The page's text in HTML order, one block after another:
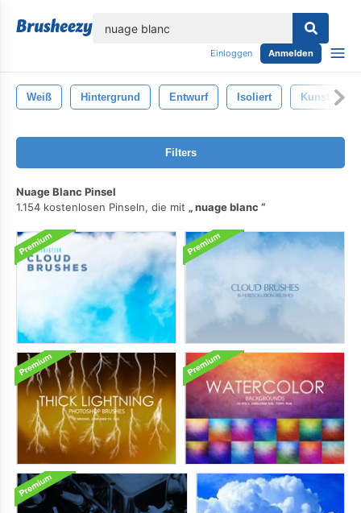
Einloggen Anmelden
Weiß Hintergrund Entwurf Isoliert Kunst
Filters
Nuage Blanc Pinsel
1.154 kostenlosen Pinseln, die mit
nuage blanc